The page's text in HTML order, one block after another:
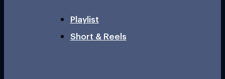
Playlist
Short & Reels